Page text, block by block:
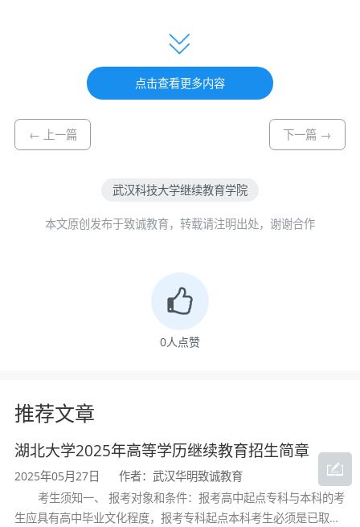
土木工程、环境工
工程、汽车服务工
管理、人力资源管
理、会计学、市场营
管理、药学、国际经
济与贸易、电子商
专升本 重点专业 材料成型及控制工
程、电子信息工程、
临床医学、视觉传达
点击查看更多内容
← 上一篇 下一篇 →
武汉科技大学继续教育学院
本文原创发布于致诚教育，转载请注明出处，谢谢合作
0人点赞
推荐文章
湖北大学2025年高等学历继续教育招生简章
2025年05月27日
作者：武汉华明致诚教育
考生须知一、 报考对象和条件：报考高中起点专科与本科的考
生应具有高中毕业文化程度，报考专科起点本科考生必须是已取得